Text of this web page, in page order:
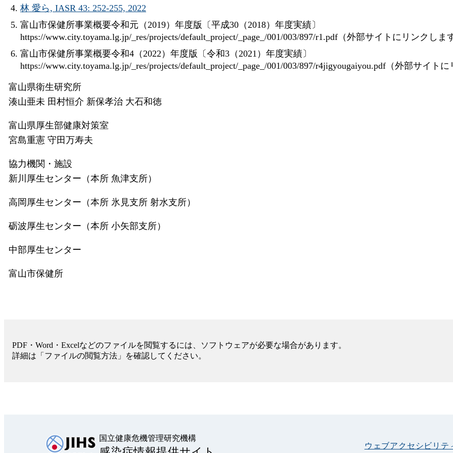
林 愛ら, IASR 43: 252-255, 2022
富山市保健所事業概要令和元（2019）年度版〔平成30（2018）年度実績〕
https://www.city.toyama.lg.jp/_res/projects/default_project/_page_/001/003/897/r1.pdf（外部サイトにリンクしま
富山市保健所事業概要令和4（2022）年度版〔令和3（2021）年度実績〕
https://www.city.toyama.lg.jp/_res/projects/default_project/_page_/001/003/897/r4jigyougaiyou.pdf（外部サイトに
富山県衛生研究所
湊山亜未 田村恒介 新保孝治 大石和徳
富山県厚生部健康対策室
宮島重憲 守田万寿夫
協力機関・施設
新川厚生センター（本所 魚津支所）
高岡厚生センター（本所 氷見支所 射水支所）
砺波厚生センター（本所 小矢部支所）
中部厚生センター
富山市保健所
PDF・Word・Excelなどのファイルを閲覧するには、ソフトウェアが必要な場合があります。
詳細は「ファイルの閲覧方法」を確認してください。
国立健康危機管理研究機構
ウェブアクセシビリテ